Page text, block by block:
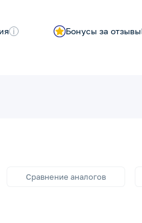
i Бонусы за отзывы
Сравнение аналогов